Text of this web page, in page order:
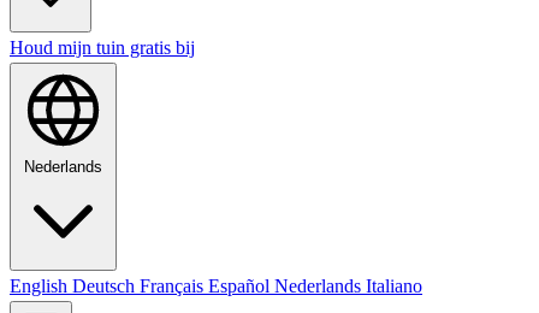
Houd mijn tuin gratis bij
Nederlands
English Deutsch Français Español Nederlands Italiano